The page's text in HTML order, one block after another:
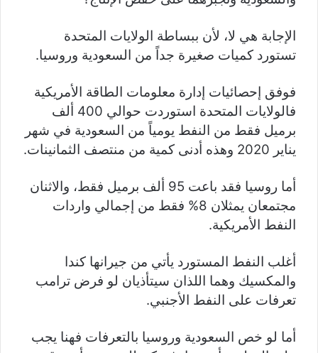
الإجابة هي لا، لأن ببساطة الولايات المتحدة
تستورد كميات صغيرة جداً من السعودية وروسيا.
فوفق إحصائيات إدارة معلومات الطاقة الأمريكية
فالولايات المتحدة استوردت حوالي 400 ألف
برميل فقط من النفط يومياً من السعودية في شهر
يناير 2020 وهذه أدنى كمية من منتصف الثمانينات.
أما روسيا فقد باعت 95 ألف برميل فقط، والاثنان
مجتمعان يمثلان 8% فقط من إجمالي واردات
النفط الأمريكية.
أغلب النفط المستورد يأتي من جيرانها كندا
والمكسيك وهما اللذان سيتأذيان لو فرض ترامب
تعرفات على النفط الأجنبي.
أما لو خص السعودية وروسيا بالتعرفات فهنا يجب